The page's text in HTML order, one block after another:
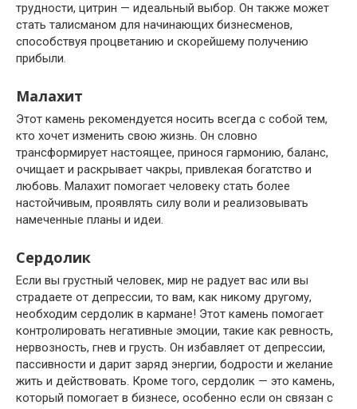
трудности, цитрин — идеальный выбор. Он также может
стать талисманом для начинающих бизнесменов,
способствуя процветанию и скорейшему получению
прибыли.
Малахит
Этот камень рекомендуется носить всегда с собой тем,
кто хочет изменить свою жизнь. Он словно
трансформирует настоящее, принося гармонию, баланс,
очищает и раскрывает чакры, привлекая богатство и
любовь. Малахит помогает человеку стать более
настойчивым, проявлять силу воли и реализовывать
намеченные планы и идеи.
Сердолик
Если вы грустный человек, мир не радует вас или вы
страдаете от депрессии, то вам, как никому другому,
необходим сердолик в кармане! Этот камень помогает
контролировать негативные эмоции, такие как ревность,
нервозность, гнев и грусть. Он избавляет от депрессии,
пассивности и дарит заряд энергии, бодрости и желание
жить и действовать. Кроме того, сердолик — это камень,
который помогает в бизнесе, особенно если он связан с